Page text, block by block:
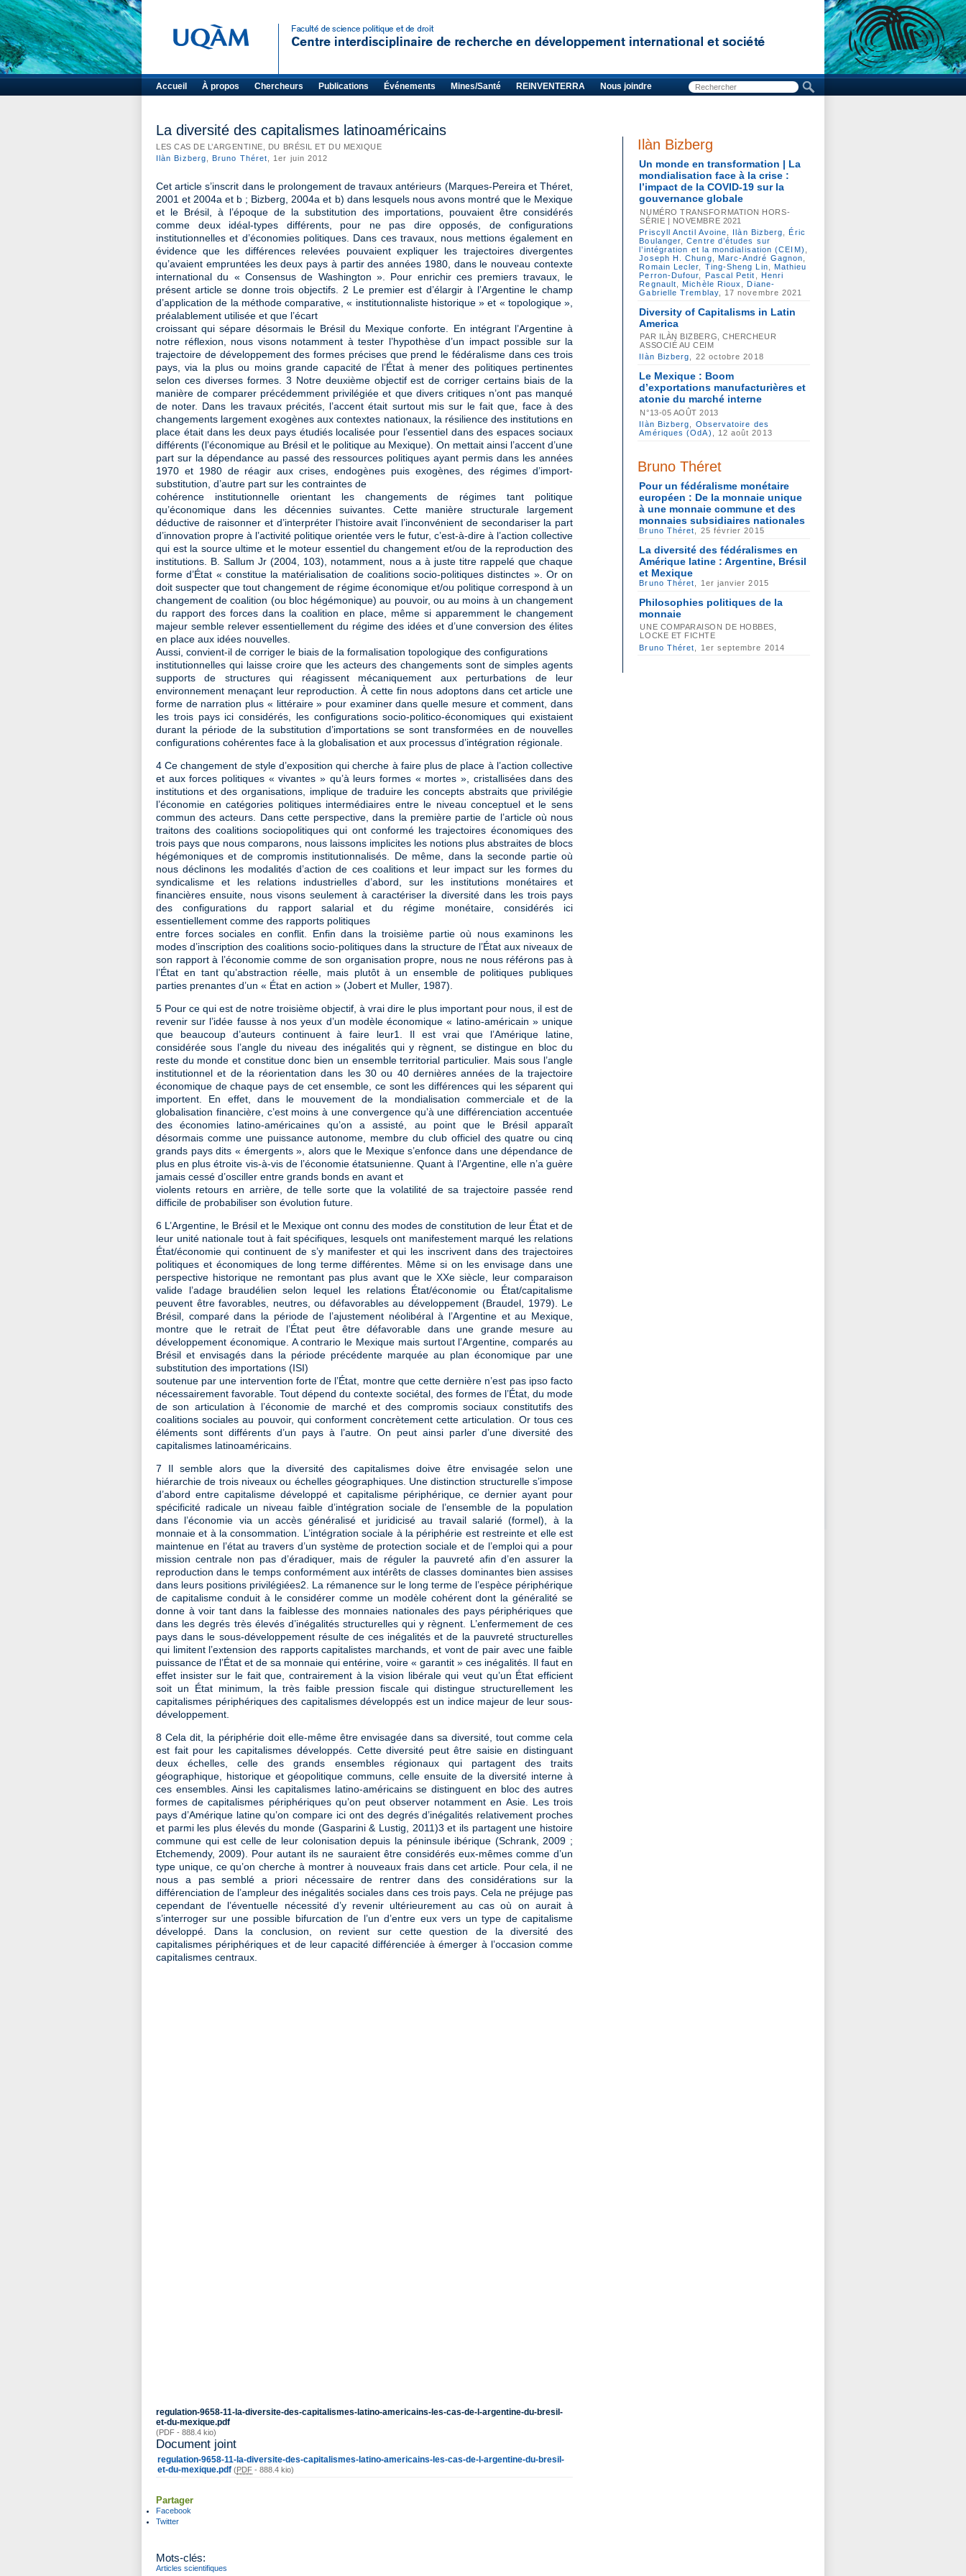
Accueil À propos Chercheurs Publications Événements Mines/Santé REINVENTERRA Nous joindre
La diversité des capitalismes latinoaméricains
LES CAS DE L’ARGENTINE, DU BRÉSIL ET DU MEXIQUE
Ilàn Bizberg ,Bruno Théret , 1er juin 2012
Cet article s’inscrit dans le prolongement de travaux antérieurs (Marques-Pereira et Théret,
2001 et 2004a et b ; Bizberg, 2004a et b) dans lesquels nous avons montré que le Mexique
et le Brésil, à l’époque de la substitution des importations, pouvaient être considérés
comme deux idéal-types différents, pour ne pas dire opposés, de configurations
institutionnelles et d’économies politiques. Dans ces travaux, nous mettions également en
évidence que les différences relevées pouvaient expliquer les trajectoires divergentes
qu’avaient empruntées les deux pays à partir des années 1980, dans le nouveau contexte
international du « Consensus de Washington ». Pour enrichir ces premiers travaux, le
présent article se donne trois objectifs. 2 Le premier est d’élargir à l’Argentine le champ
d’application de la méthode comparative, « institutionnaliste historique » et « topologique »,
préalablement utilisée et que l’écart
croissant qui sépare désormais le Brésil du Mexique conforte. En intégrant l’Argentine à
notre réflexion, nous visons notamment à tester l’hypothèse d’un impact possible sur la
trajectoire de développement des formes précises que prend le fédéralisme dans ces trois
pays, via la plus ou moins grande capacité de l’État à mener des politiques pertinentes
selon ces diverses formes. 3 Notre deuxième objectif est de corriger certains biais de la
manière de comparer précédemment privilégiée et que divers critiques n’ont pas manqué
de noter. Dans les travaux précités, l’accent était surtout mis sur le fait que, face à des
changements largement exogènes aux contextes nationaux, la résilience des institutions en
place était dans les deux pays étudiés localisée pour l’essentiel dans des espaces sociaux
différents (l’économique au Brésil et le politique au Mexique). On mettait ainsi l’accent d’une
part sur la dépendance au passé des ressources politiques ayant permis dans les années
1970 et 1980 de réagir aux crises, endogènes puis exogènes, des régimes d’import-
substitution, d’autre part sur les contraintes de
cohérence institutionnelle orientant les changements de régimes tant politique
qu’économique dans les décennies suivantes. Cette manière structurale largement
déductive de raisonner et d’interpréter l’histoire avait l’inconvénient de secondariser la part
d’innovation propre à l’activité politique orientée vers le futur, c’est-à-dire à l’action collective
qui est la source ultime et le moteur essentiel du changement et/ou de la reproduction des
institutions. B. Sallum Jr (2004, 103), notamment, nous a à juste titre rappelé que chaque
forme d’État « constitue la matérialisation de coalitions socio-politiques distinctes ». Or on
doit suspecter que tout changement de régime économique et/ou politique correspond à un
changement de coalition (ou bloc hégémonique) au pouvoir, ou au moins à un changement
du rapport des forces dans la coalition en place, même si apparemment le changement
majeur semble relever essentiellement du régime des idées et d’une conversion des élites
en place aux idées nouvelles.
Aussi, convient-il de corriger le biais de la formalisation topologique des configurations
institutionnelles qui laisse croire que les acteurs des changements sont de simples agents
supports de structures qui réagissent mécaniquement aux perturbations de leur
environnement menaçant leur reproduction. À cette fin nous adoptons dans cet article une
forme de narration plus « littéraire » pour examiner dans quelle mesure et comment, dans
les trois pays ici considérés, les configurations socio-politico-économiques qui existaient
durant la période de la substitution d’importations se sont transformées en de nouvelles
configurations cohérentes face à la globalisation et aux processus d’intégration régionale.
4 Ce changement de style d’exposition qui cherche à faire plus de place à l’action collective
et aux forces politiques « vivantes » qu’à leurs formes « mortes », cristallisées dans des
institutions et des organisations, implique de traduire les concepts abstraits que privilégie
l’économie en catégories politiques intermédiaires entre le niveau conceptuel et le sens
commun des acteurs. Dans cette perspective, dans la première partie de l’article où nous
traitons des coalitions sociopolitiques qui ont conformé les trajectoires économiques des
trois pays que nous comparons, nous laissons implicites les notions plus abstraites de blocs
hégémoniques et de compromis institutionnalisés. De même, dans la seconde partie où
nous déclinons les modalités d’action de ces coalitions et leur impact sur les formes du
syndicalisme et les relations industrielles d’abord, sur les institutions monétaires et
financières ensuite, nous visons seulement à caractériser la diversité dans les trois pays
des configurations du rapport salarial et du régime monétaire, considérés ici
essentiellement comme des rapports politiques
entre forces sociales en conflit. Enfin dans la troisième partie où nous examinons les
modes d’inscription des coalitions socio-politiques dans la structure de l’État aux niveaux de
son rapport à l’économie comme de son organisation propre, nous ne nous référons pas à
l’État en tant qu’abstraction réelle, mais plutôt à un ensemble de politiques publiques
parties prenantes d’un « État en action » (Jobert et Muller, 1987).
5 Pour ce qui est de notre troisième objectif, à vrai dire le plus important pour nous, il est de
revenir sur l’idée fausse à nos yeux d’un modèle économique « latino-américain » unique
que beaucoup d’auteurs continuent à faire leur1. Il est vrai que l’Amérique latine,
considérée sous l’angle du niveau des inégalités qui y règnent, se distingue en bloc du
reste du monde et constitue donc bien un ensemble territorial particulier. Mais sous l’angle
institutionnel et de la réorientation dans les 30 ou 40 dernières années de la trajectoire
économique de chaque pays de cet ensemble, ce sont les différences qui les séparent qui
importent. En effet, dans le mouvement de la mondialisation commerciale et de la
globalisation financière, c’est moins à une convergence qu’à une différenciation accentuée
des économies latino-américaines qu’on a assisté, au point que le Brésil apparaît
désormais comme une puissance autonome, membre du club officiel des quatre ou cinq
grands pays dits « émergents », alors que le Mexique s’enfonce dans une dépendance de
plus en plus étroite vis-à-vis de l’économie étatsunienne. Quant à l’Argentine, elle n’a guère
jamais cessé d’osciller entre grands bonds en avant et
violents retours en arrière, de telle sorte que la volatilité de sa trajectoire passée rend
difficile de probabiliser son évolution future.
6 L’Argentine, le Brésil et le Mexique ont connu des modes de constitution de leur État et de
leur unité nationale tout à fait spécifiques, lesquels ont manifestement marqué les relations
État/économie qui continuent de s’y manifester et qui les inscrivent dans des trajectoires
politiques et économiques de long terme différentes. Même si on les envisage dans une
perspective historique ne remontant pas plus avant que le XXe siècle, leur comparaison
valide l’adage braudélien selon lequel les relations État/économie ou État/capitalisme
peuvent être favorables, neutres, ou défavorables au développement (Braudel, 1979). Le
Brésil, comparé dans la période de l’ajustement néolibéral à l’Argentine et au Mexique,
montre que le retrait de l’État peut être défavorable dans une grande mesure au
développement économique. A contrario le Mexique mais surtout l’Argentine, comparés au
Brésil et envisagés dans la période précédente marquée au plan économique par une
substitution des importations (ISI)
soutenue par une intervention forte de l’État, montre que cette dernière n’est pas ipso facto
nécessairement favorable. Tout dépend du contexte sociétal, des formes de l’État, du mode
de son articulation à l’économie de marché et des compromis sociaux constitutifs des
coalitions sociales au pouvoir, qui conforment concrètement cette articulation. Or tous ces
éléments sont différents d’un pays à l’autre. On peut ainsi parler d’une diversité des
capitalismes latinoaméricains.
7 Il semble alors que la diversité des capitalismes doive être envisagée selon une
hiérarchie de trois niveaux ou échelles géographiques. Une distinction structurelle s’impose
d’abord entre capitalisme développé et capitalisme périphérique, ce dernier ayant pour
spécificité radicale un niveau faible d’intégration sociale de l’ensemble de la population
dans l’économie via un accès généralisé et juridicisé au travail salarié (formel), à la
monnaie et à la consommation. L’intégration sociale à la périphérie est restreinte et elle est
maintenue en l’état au travers d’un système de protection sociale et de l’emploi qui a pour
mission centrale non pas d’éradiquer, mais de réguler la pauvreté afin d’en assurer la
reproduction dans le temps conformément aux intérêts de classes dominantes bien assises
dans leurs positions privilégiées2. La rémanence sur le long terme de l’espèce périphérique
de capitalisme conduit à le considérer comme un modèle cohérent dont la généralité se
donne à voir tant dans la faiblesse des monnaies nationales des pays périphériques que
dans les degrés très élevés d’inégalités structurelles qui y règnent. L’enfermement de ces
pays dans le sous-développement résulte de ces inégalités et de la pauvreté structurelles
qui limitent l’extension des rapports capitalistes marchands, et vont de pair avec une faible
puissance de l’État et de sa monnaie qui entérine, voire « garantit » ces inégalités. Il faut en
effet insister sur le fait que, contrairement à la vision libérale qui veut qu’un État efficient
soit un État minimum, la très faible pression fiscale qui distingue structurellement les
capitalismes périphériques des capitalismes développés est un indice majeur de leur sous-
développement.
8 Cela dit, la périphérie doit elle-même être envisagée dans sa diversité, tout comme cela
est fait pour les capitalismes développés. Cette diversité peut être saisie en distinguant
deux échelles, celle des grands ensembles régionaux qui partagent des traits
géographique, historique et géopolitique communs, celle ensuite de la diversité interne à
ces ensembles. Ainsi les capitalismes latino-américains se distinguent en bloc des autres
formes de capitalismes périphériques qu’on peut observer notamment en Asie. Les trois
pays d’Amérique latine qu’on compare ici ont des degrés d’inégalités relativement proches
et parmi les plus élevés du monde (Gasparini & Lustig, 2011)3 et ils partagent une histoire
commune qui est celle de leur colonisation depuis la péninsule ibérique (Schrank, 2009 ;
Etchemendy, 2009). Pour autant ils ne sauraient être considérés eux-mêmes comme d’un
type unique, ce qu’on cherche à montrer à nouveaux frais dans cet article. Pour cela, il ne
nous a pas semblé a priori nécessaire de rentrer dans des considérations sur la
différenciation de l’ampleur des inégalités sociales dans ces trois pays. Cela ne préjuge pas
cependant de l’éventuelle nécessité d’y revenir ultérieurement au cas où on aurait à
s’interroger sur une possible bifurcation de l’un d’entre eux vers un type de capitalisme
développé. Dans la conclusion, on revient sur cette question de la diversité des
capitalismes périphériques et de leur capacité différenciée à émerger à l’occasion comme
capitalismes centraux.
regulation-9658-11-la-diversite-des-capitalismes-latino-americains-les-cas-de-l-argentine-du-bresil-
et-du-mexique.pdf
(PDF - 888.4 kio)
Document joint
regulation-9658-11-la-diversite-des-capitalismes-latino-americains-les-cas-de-l-argentine-du-bresil-
et-du-mexique.pdf (PDF -888.4 kio)
Partager
Facebook
Twitter
Mots-clés:
Articles scientifiques
Ilàn Bizberg
Un monde en transformation | La
mondialisation face à la crise :
l’impact de la COVID-19 sur la
gouvernance globale
NUMÉRO TRANSFORMATION HORS-
SÉRIE | NOVEMBRE 2021
Priscyll Anctil Avoine
Ilàn Bizberg ,Éric
Boulanger ,Centre d’études sur
l’intégration et la mondialisation (CEIM)
Joseph H. Chung
Marc-André Gagnon
Romain Lecler
Ting-Sheng Lin
Mathieu
Perron-Dufour
Pascal Petit
Henri
Regnault ,Michèle Rioux ,Diane-
Gabrielle Tremblay, 17 novembre 2021
Diversity of Capitalisms in Latin
America
PAR ILÀN BIZBERG, CHERCHEUR
ASSOCIÉ AU CEIM
Ilàn Bizberg, 22 octobre 2018
Le Mexique : Boom
d’exportations manufacturières et
atonie du marché interne
N°13-05 AOÛT 2013
Ilàn Bizberg
Observatoire des
Amériques (OdA)
, 12 août 2013
Bruno Théret
Pour un fédéralisme monétaire
européen : De la monnaie unique
à une monnaie commune et des
monnaies subsidiaires nationales
Bruno Théret , 25 février 2015
La diversité des fédéralismes en
Amérique latine : Argentine, Brésil
et Mexique
Bruno Théret , 1er janvier 2015
Philosophies politiques de la
monnaie
UNE COMPARAISON DE HOBBES,
LOCKE ET FICHTE
Bruno Théret
, 1er septembre 2014